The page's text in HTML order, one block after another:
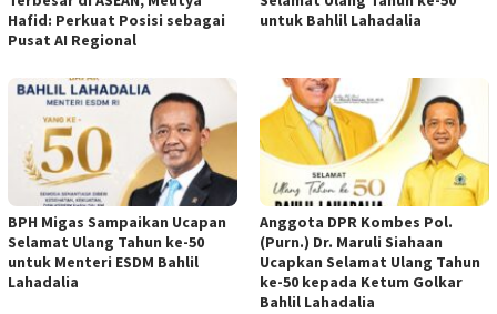
Hafid: Perkuat Posisi sebagai
Pusat AI Regional
untuk Bahlil Lahadalia
BPH Migas Sampaikan Ucapan
Selamat Ulang Tahun ke-50
untuk Menteri ESDM Bahlil
Lahadalia
Anggota DPR Kombes Pol.
(Purn.) Dr. Maruli Siahaan
Ucapkan Selamat Ulang Tahun
ke-50 kepada Ketum Golkar
Bahlil Lahadalia